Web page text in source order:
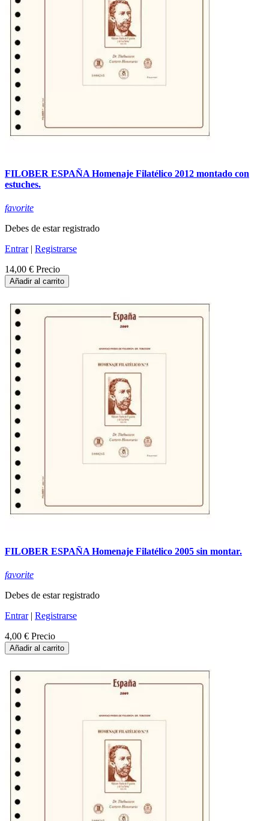
FILOBER ESPAÑA Homenaje Filatélico 2012 montado con
estuches.
favorite
Debes de estar registrado
Entrar| Registrarse
14,00 € Precio
Añadir al carrito
FILOBER ESPAÑA Homenaje Filatélico 2005 sin montar.
favorite
Debes de estar registrado
Entrar| Registrarse
4,00 € Precio
Añadir al carrito